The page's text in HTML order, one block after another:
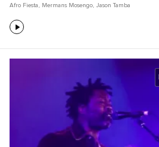
Afro Fiesta , Mermans Mosengo, Jason Tamba